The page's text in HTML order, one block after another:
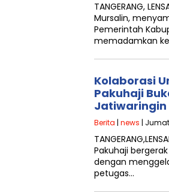
TANGERANG,
Mursalin,
Pemerintah
memadamkan
Kolaborasi
Pakuhaji
Jatiwaringin
Berita | news |
Pakuhaji
dengan
petugas…